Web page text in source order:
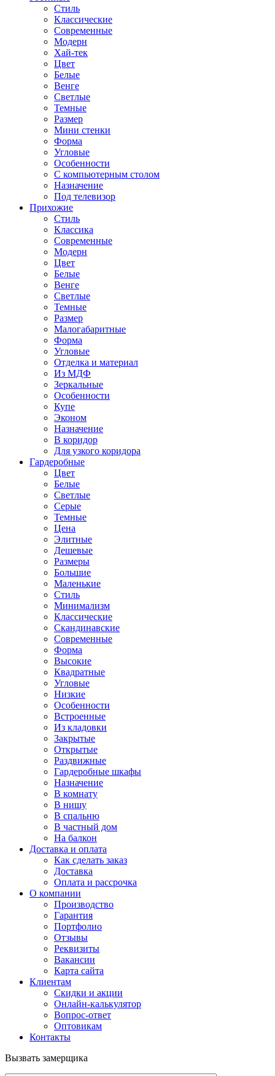
Стиль
Классические
Современные
Модерн
Хай-тек
Цвет
Белые
Венге
Светлые
Темные
Размер
Мини стенки
Форма
Угловые
Особенности
С компьютерным столом
Назначение
Под телевизор
Прихожие
Стиль
Классика
Современные
Модерн
Цвет
Белые
Венге
Светлые
Темные
Размер
Малогабаритные
Форма
Угловые
Отделка и материал
Из МДФ
Зеркальные
Особенности
Купе
Эконом
Назначение
В коридор
Для узкого коридора
Гардеробные
Цвет
Белые
Светлые
Серые
Темные
Цена
Элитные
Дешевые
Размеры
Большие
Маленькие
Стиль
Минимализм
Классические
Скандинавские
Современные
Форма
Высокие
Квадратные
Угловые
Низкие
Особенности
Встроенные
Из кладовки
Закрытые
Открытые
Раздвижные
Гардеробные шкафы
Назначение
В комнату
В нишу
В спальню
В частный дом
На балкон
Доставка и оплата
Как сделать заказ
Доставка
Оплата и рассрочка
О компании
Производство
Гарантия
Портфолио
Отзывы
Реквизиты
Вакансии
Карта сайта
Клиентам
Скидки и акции
Онлайн-калькулятор
Вопрос-ответ
Оптовикам
Контакты
Вызвать замерщика